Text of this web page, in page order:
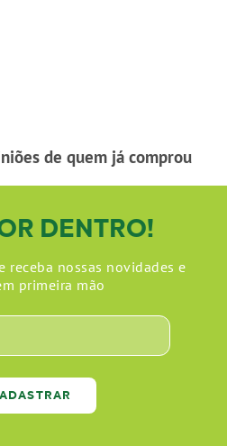
de quem já comprou
DENTRO!
receba nossas novidades e
primeira mão